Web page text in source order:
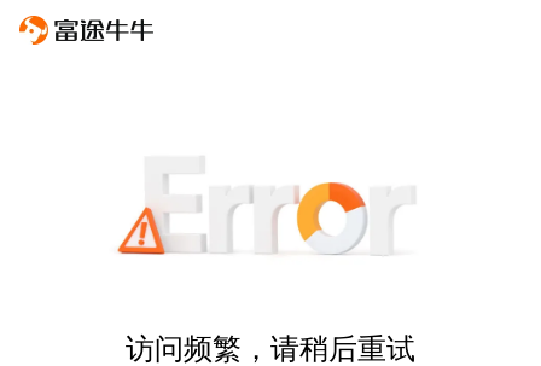
访问频繁，请稍后重试